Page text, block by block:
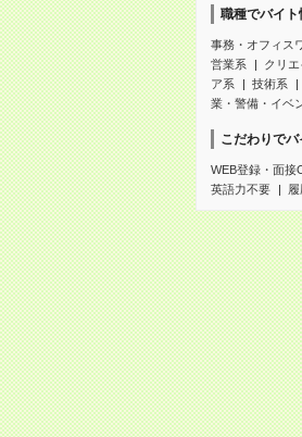
職種でバイ
事務・オフィス
営業系
クリ
ア系
技術系
業・警備・イベ
こだわりで
WEB登録・面接
英語力不要